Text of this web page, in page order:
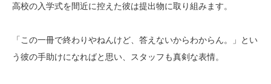
高校の入学式を間近に控えた彼は提出物に取り組みます。
「この一冊で終わりやねんけど、答えないからわからん。」とい
う彼の手助けになればと思い、スタッフも真剣な表情。